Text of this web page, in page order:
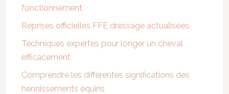
fonctionnement
Reprises officielles FFE dressage actualisées
Techniques expertes pour longer un cheval
efficacement
Comprendre les différentes significations des
hennissements équins